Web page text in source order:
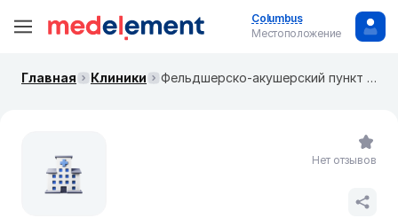
Columbus
Местоположение
Главная Клиники Фельдшерско-акушерский пункт с. Барвиновка
Нет отзывов